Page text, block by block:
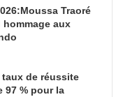
Traoré
aux
taux de réussite
97 % pour la